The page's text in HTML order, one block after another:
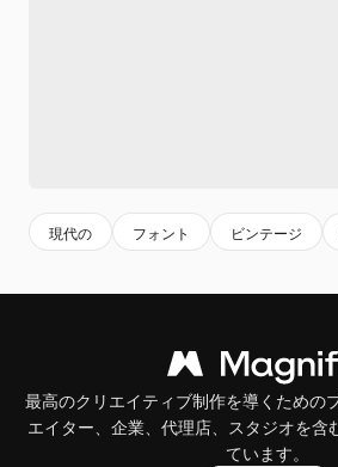
現代の フォント ビンテージ
最高のクリエイティブ制作を導くための
エイター、企業、代理店、スタジオを含
ています。